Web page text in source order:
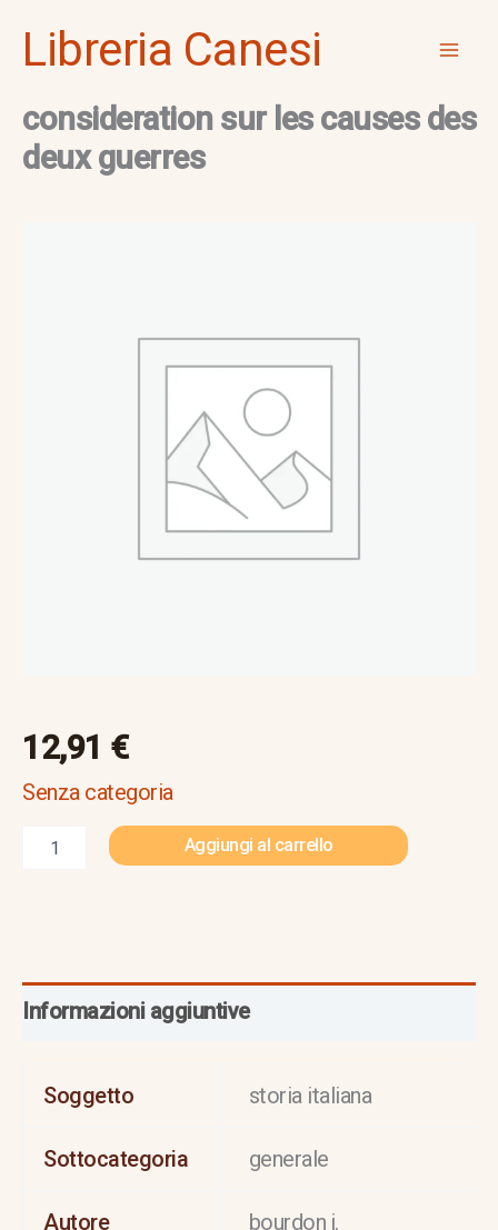
Libreria Canesi
consideration sur les causes des
deux guerres
12,91 €
Senza categoria
Aggiungi al carrello
Informazioni aggiuntive
Soggetto storia italiana
Sottocategoria generale
Autore bourdon j.